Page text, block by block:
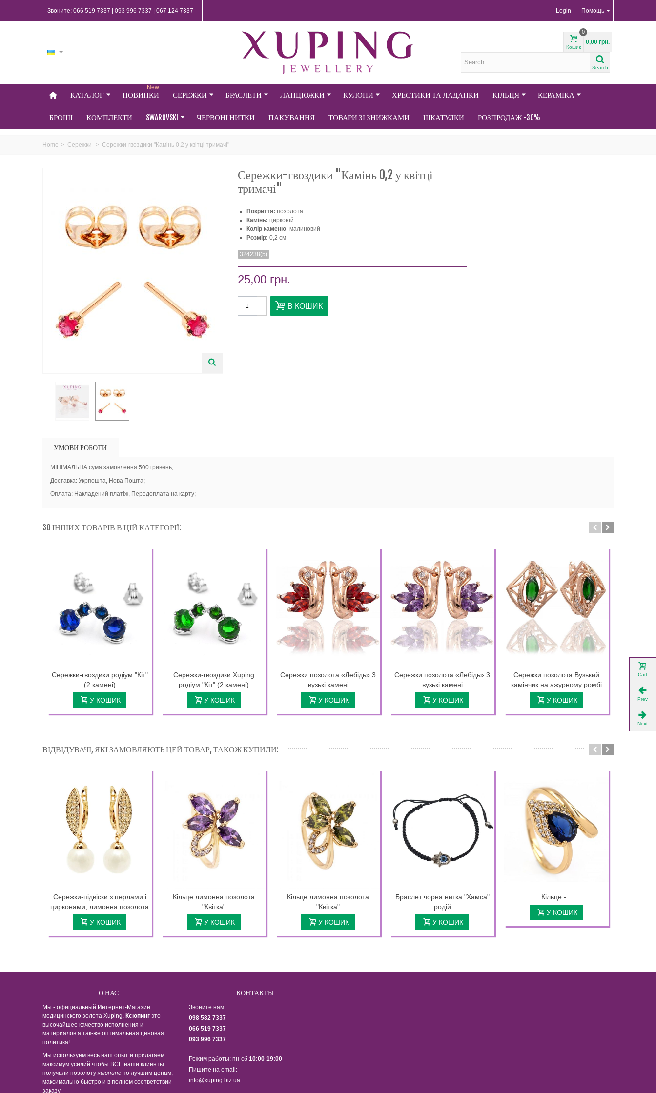
Помощь
Звоните: 066 519 7337 | 093 996 7337 | 067 124 7337 Login
Кошик
0
0,00 грн.
Search
КАТАЛОГ НОВИНКИ
New
СЕРЕЖКИ БРАСЛЕТИ ЛАНЦЮЖКИ КУЛОНИ ХРЕСТИКИ ТА ЛАДАНКИ КІЛЬЦЯ КЕРАМІКА
БРОШІ КОМПЛЕКТИ SWAROVSKI ЧЕРВОНІ НИТКИ ПАКУВАННЯ ТОВАРИ ЗІ ЗНИЖКАМИ ШКАТУЛКИ РОЗПРОДАЖ -30%
Home > Сережки > Сережки-гвоздики "Камінь 0,2 у квітці тримачі"
Сережки-гвоздики "Камінь 0,2 у квітці
тримачі"
Покриття: позолота
Камінь: цирконій
Колір каменю: малиновий
Розмір: 0,2 см
324238(5)
25,00 грн.
-
+ В КОШИК
УМОВИ РОБОТИ
МІНІМАЛЬНА сума замовлення 500 гривень;
Доставка: Укрпошта, Нова Пошта;
Оплата: Накладений платіж, Передоплата на карту;
30 ІНШИХ ТОВАРІВ В ЦІЙ КАТЕГОРІЇ:
Сережки-гвоздики родіум "Кіт"
(2 камені)
У КОШИК
Сережки-гвоздики Xuping
родіум "Кіт" (2 камені)
У КОШИК
Сережки позолота «Лебідь» 3
вузькі камені
У КОШИК
Сережки позолота «Лебідь» 3
вузькі камені
У КОШИК
Сережки позолота Вузький
камінчик на ажурному ромбі
У КОШИК
ВІДВІДУВАЧІ, ЯКІ ЗАМОВЛЯЮТЬ ЦЕЙ ТОВАР, ТАКОЖ КУПИЛИ:
Сережки-підвіски з перлами і
цирконами, лимонна позолота
У КОШИК
Кільце лимонна позолота
"Квітка"
У КОШИК
Кільце лимонна позолота
"Квітка"
У КОШИК
Браслет чорна нитка "Хамса"
родій
У КОШИК
Кільце -...
У КОШИК
О НАС
Мы - официальный Интернет-Магазин
медицинского золота Xuping. Ксюпинг это -
высочайшее качество исполнения и
материалов а так-же оптимальная ценовая
политика!
Мы используем весь наш опыт и прилагаем
максимум усилий чтобы ВСЕ наши клиенты
получали позолотухьюпинг по лучшим ценам,
максимально быстро и в полном соответствии
заказу.
КОНТАКТЫ
Звоните нам:
098 582 7337
066 519 7337
093 996 7337
Режим работы: пн-сб 10:00-19:00
Пишите на email:
info@xuping.biz.ua
Cart
Prev
Next